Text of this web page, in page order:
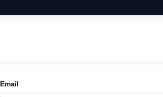
Email